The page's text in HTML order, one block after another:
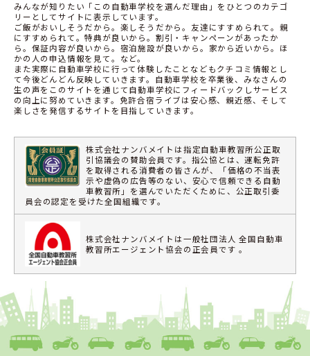
みんなが知りたい「この自動車学校を選んだ理由」をひとつのカテゴ
リーとしてサイトに表示しています。
ご飯がおいしそうだから。楽しそうだから。友達にすすめられて。親
にすすめられて。特典が良いから。割引・キャンペーンがあったか
ら。保証内容が良いから。宿泊施設が良いから。家から近いから。ほ
かの人の申込情報を見て。など。
また実際に自動車学校に行って体験したことなどもクチコミ情報とし
て今後どんどん反映していきます。自動車学校を卒業後、みなさんの
生の声をこのサイトを通じて自動車学校にフィードバックしサービス
の向上に努めていきます。免許合宿ライブは安心感、親近感、そして
楽しさを発信するサイトを目指していきます。
株式会社ナンバメイトは指定自動車教習所公正取
引協議会の賛助会員です。指公協とは、運転免許
を取得される消費者の皆さんが、「価格の不当表
示や虚偽の広告等のない、安心で信頼できる自動
車教習所」を選んでいただくために、公正取引委
員会の認定を受けた全国組織です。
株式会社ナンバメイトは一般社団法人 全国自動車
教習所エージェント協会の正会員です 。